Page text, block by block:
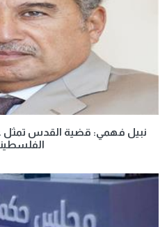
نبيل فهمي: قضية القدس تمثل